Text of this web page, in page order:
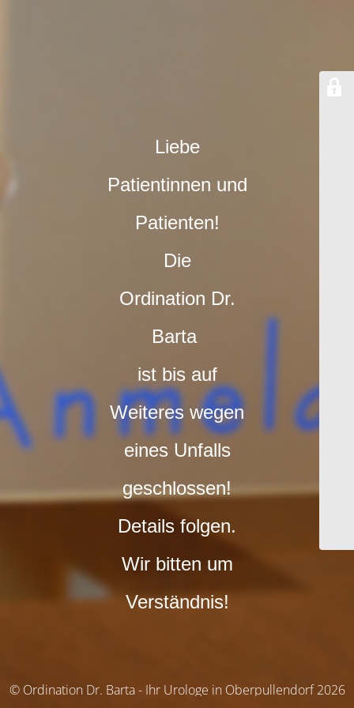
Liebe
Patientinnen und
Patienten!
Die
Ordination Dr.
Barta
ist bis auf
Weiteres wegen
eines Unfalls
geschlossen!
Details folgen.
Wir bitten um
Verständnis!
© Ordination Dr. Barta - Ihr Urologe in Oberpullendorf 2026